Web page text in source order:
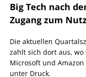
Big Tech nach
Zugang zum
Die aktuellen
zahlt sich dort aus,
Microsoft und
unter Druck.